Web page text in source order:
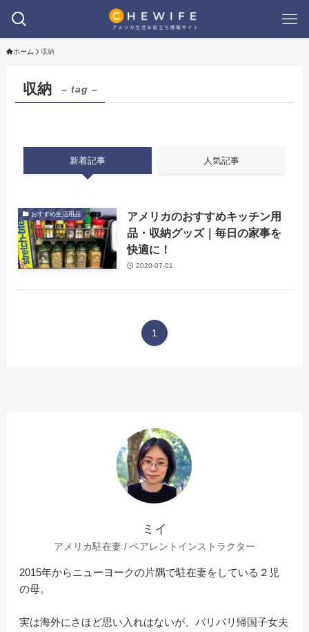
ホーム 収納
収納 – tag –
新着記事 人気記事
おすすめ生活用品
アメリカのおすすめキッチン用
品・収納グッズ｜毎日の家事を
快適に！
2020-07-01
1
ミイ
アメリカ駐在妻 / ペアレントインストラクター
2015年からニューヨークの片隅で駐在妻をしている２児
の母。
実は海外にさほど思い入れはないが、バリバリ帰国子女夫